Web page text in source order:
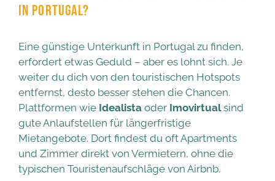
IN PORTUGAL?
Eine günstige Unterkunft in Portugal zu finden,
erfordert etwas Geduld – aber es lohnt sich. Je
weiter du dich von den touristischen Hotspots
entfernst, desto besser stehen die Chancen.
Plattformen wie Idealista oder Imovirtualsind
gute Anlaufstellen für längerfristige
Mietangebote. Dort findest du oft Apartments
und Zimmer direkt von Vermietern, ohne die
typischen Touristenaufschläge von Airbnb.